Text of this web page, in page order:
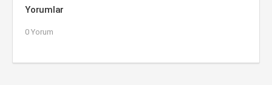
Yorumlar
0 Yorum